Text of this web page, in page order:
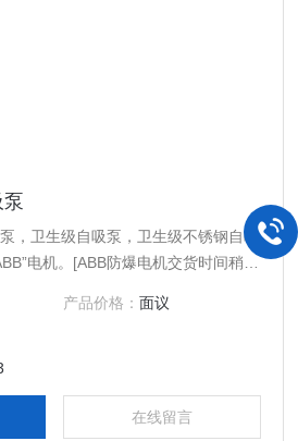
，卫生级自吸泵，卫生级不锈钢自吸
电机。[ABB防爆电机交货时间稍
产品价格： 面议
在线留言